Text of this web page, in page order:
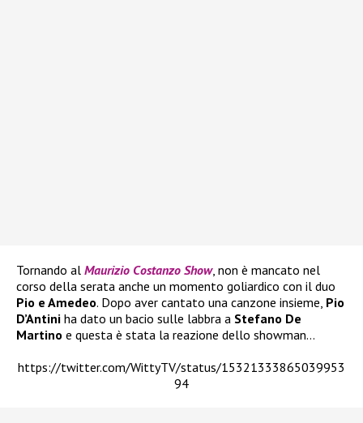
Tornando al Maurizio Costanzo Show, non è mancato nel
corso della serata anche un momento goliardico con il duo
Pio e Amedeo. Dopo aver cantato una canzone insieme, Pio
D’Antini ha dato un bacio sulle labbra a Stefano De
Martino e questa è stata la reazione dello showman…
https://twitter.com/WittyTV/status/15321333865039953
94